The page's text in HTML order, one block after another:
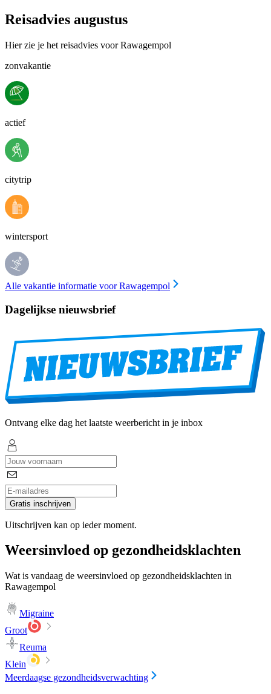
Reisadvies augustus
Hier zie je het reisadvies voor Rawagempol
zonvakantie
actief
citytrip
wintersport
Alle vakantie informatie voor Rawagempol
Dagelijkse nieuwsbrief
Ontvang elke dag het laatste weerbericht in je inbox
Gratis inschrijven
Uitschrijven kan op ieder moment.
Weersinvloed op gezondheidsklachten
Wat is vandaag de weersinvloed op gezondheidsklachten in
Rawagempol
Migraine
Groot
Reuma
Klein
Meerdaagse gezondheidsverwachting